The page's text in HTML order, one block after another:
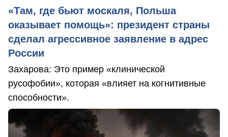
«Там, где бьют москаля, Польша
оказывает помощь»: президент страны
сделал агрессивное заявление в адрес
России
Захарова: Это пример «клинической
русофобии», которая «влияет на когнитивные
способности».